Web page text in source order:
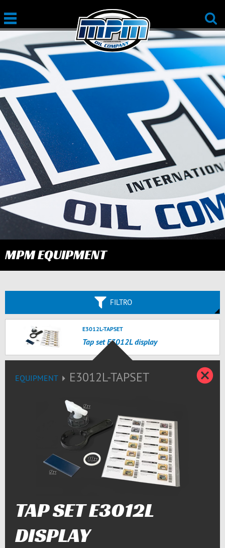
MPM EQUIPMENT
FILTRO
E3012L-TAPSET
Tap set E3012L display
EQUIPMENT E3012L-TAPSET
TAP SET E3012L
DISPLAY